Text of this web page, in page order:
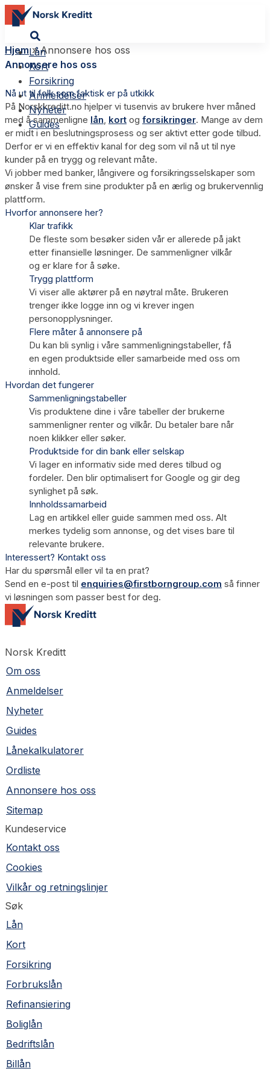
Lån
Kort
Forsikring
Anmeldelser
Nyheter
Guides
Hjem»Annonsere hos oss
Annonsere hos oss
Nå ut til folk som faktisk er på utkikk
På Norskkreditt.no hjelper vi tusenvis av brukere hver måned
med å sammenligne lån, kort og forsikringer. Mange av dem
er midt i en beslutningsprosess og ser aktivt etter gode tilbud.
Derfor er vi en effektiv kanal for deg som vil nå ut til nye
kunder på en trygg og relevant måte.
Vi jobber med banker, långivere og forsikringsselskaper som
ønsker å vise frem sine produkter på en ærlig og brukervennlig
plattform.
Hvorfor annonsere her?
Klar trafikk
De fleste som besøker siden vår er allerede på jakt
etter finansielle løsninger. De sammenligner vilkår
og er klare for å søke.
Trygg plattform
Vi viser alle aktører på en nøytral måte. Brukeren
trenger ikke logge inn og vi krever ingen
personopplysninger.
Flere måter å annonsere på
Du kan bli synlig i våre sammenligningstabeller, få
en egen produktside eller samarbeide med oss om
innhold.
Hvordan det fungerer
Sammenligningstabeller
Vis produktene dine i våre tabeller der brukerne
sammenligner renter og vilkår. Du betaler bare når
noen klikker eller søker.
Produktside for din bank eller selskap
Vi lager en informativ side med deres tilbud og
fordeler. Den blir optimalisert for Google og gir deg
synlighet på søk.
Innholdssamarbeid
Lag en artikkel eller guide sammen med oss. Alt
merkes tydelig som annonse, og det vises bare til
relevante brukere.
Interessert? Kontakt oss
Har du spørsmål eller vil ta en prat?
Send en e-post til enquiries@firstborngroup.com så finner
vi løsningen som passer best for deg.
Norsk Kreditt
Om oss
Anmeldelser
Nyheter
Guides
Lånekalkulatorer
Ordliste
Annonsere hos oss
Sitemap
Kundeservice
Kontakt oss
Cookies
Vilkår og retningslinjer
Søk
Lån
Kort
Forsikring
Forbrukslån
Refinansiering
Boliglån
Bedriftslån
Billån